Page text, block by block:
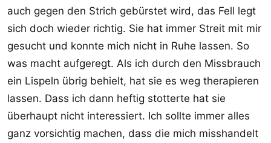
auch gegen den Strich gebürstet wird, das Fell legt
sich doch wieder richtig. Sie hat immer Streit mit mir
gesucht und konnte mich nicht in Ruhe lassen. So
was macht aufgeregt. Als ich durch den Missbrauch
ein Lispeln übrig behielt, hat sie es weg therapieren
lassen. Dass ich dann heftig stotterte hat sie
überhaupt nicht interessiert. Ich sollte immer alles
ganz vorsichtig machen, dass die mich misshandelt